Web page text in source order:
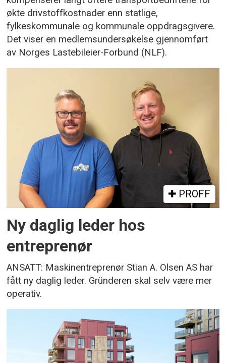
økte drivstoffkostnader enn statlige,
fylkeskommunale og kommunale oppdragsgivere.
Det viser en medlemsundersøkelse gjennomført
av Norges Lastebileier-Forbund (NLF).
PROFF
Ny daglig leder hos
entreprenør
ANSATT: Maskinentreprenør Stian A. Olsen AS har
fått ny daglig leder. Gründeren skal selv være mer
operativ.